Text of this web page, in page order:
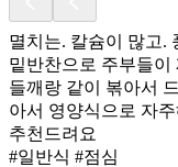
멸치는. 칼슘이 많고.
밑반찬으로 주부들
들깨랑 같이 볶아서
아서 영양식으로 자
추천드려요
#일반식 #점심